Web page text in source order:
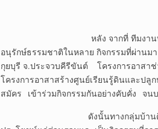
หลัง จากที่ ทีมงานบ้านดินไทย ห
อนุรักษ์ธรรมชาติในหลาย กิจกรรมที่ผ่าน
กุยบุรี จ.ประจวบคีรีขันต์ โครงการอาสา
โครงการอาสาสร้างศูนย์เรียนรู้ดินและป
สมัคร เข้าร่วมกิจกรรมกันอย่างคับคั่ง จน
ดังนั้นทางกลุ่มบ้านดินไทย หนึ่งใ